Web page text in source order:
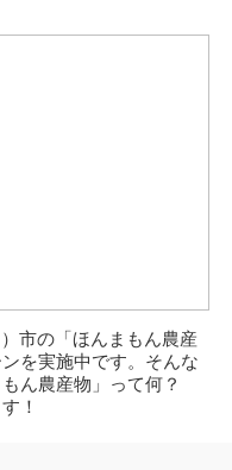
市の「ほんまもん農産
を実施中です。そんな
ん農産物」って何？
！